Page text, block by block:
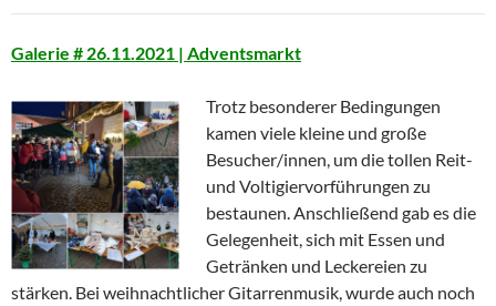
Galerie # 26.11.2021 | Adventsmarkt
Trotz besonderer Bedingungen
kamen viele kleine und große
Besucher/innen, um die tollen Reit-
und Voltigiervorführungen zu
bestaunen. Anschließend gab es die
Gelegenheit, sich mit Essen und
Getränken und Leckereien zu
stärken. Bei weihnachtlicher Gitarrenmusik, wurde auch noch